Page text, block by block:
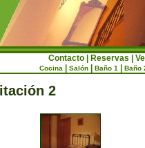
Contacto Reservas
Cocina| Salón| Baño 1| Baño
2